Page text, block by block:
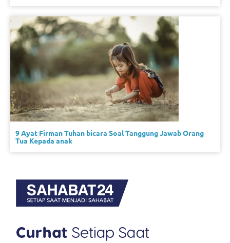
9 Ayat Firman Tuhan bicara Soal Tanggung Jawab Orang
Tua Kepada anak